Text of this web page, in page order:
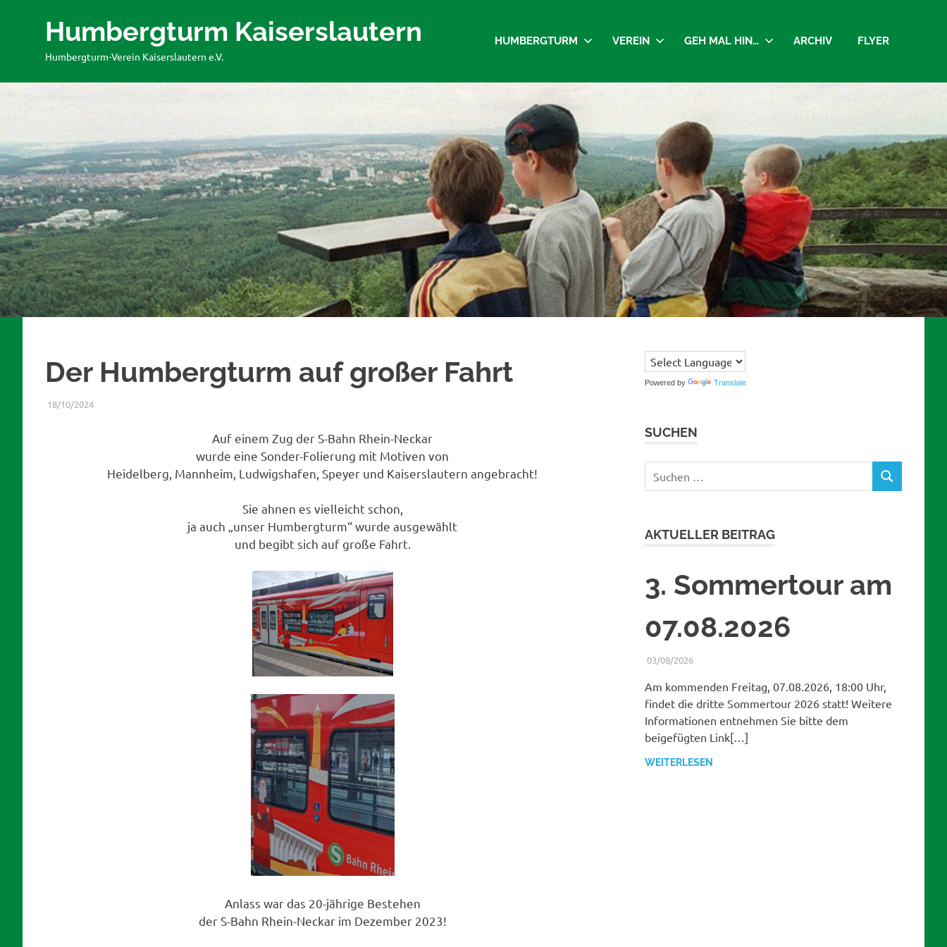
Humbergturm Kaiserslautern
Humbergturm-Verein Kaiserslautern e.V.
HUMBERGTURM VEREIN GEH MAL HIN… ARCHIV FLYER
Der Humbergturm auf großer Fahrt
18/10/2024WERNER
BERICHTE
Auf einem Zug der S-Bahn Rhein-Neckar
wurde eine Sonder-Folierung mit Motiven von
Heidelberg, Mannheim, Ludwigshafen, Speyer und Kaiserslautern angebracht!
Sie ahnen es vielleicht schon,
ja auch „unser Humbergturm“ wurde ausgewählt
und begibt sich auf große Fahrt.
Anlass war das 20-jährige Bestehen
der S-Bahn Rhein-Neckar im Dezember 2023!
Powered by Translate
SUCHEN
nach:
SUCHEN
AKTUELLER BEITRAG
3. Sommertour am
07.08.2026
03/08/2026WERNER
BERICHTE
Am kommenden Freitag, 07.08.2026, 18:00 Uhr,
findet die dritte Sommertour 2026 statt! Weitere
Informationen entnehmen Sie bitte dem
beigefügten Link[…]
WEITERLESEN